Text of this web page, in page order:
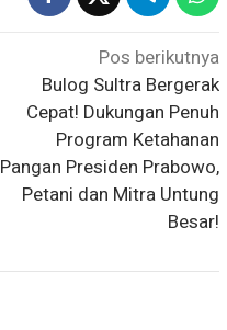
Pos berikutnya
Bulog Sultra Bergerak
Cepat! Dukungan Penuh
Program Ketahanan
Pangan Presiden Prabowo,
Petani dan Mitra Untung
Besar!